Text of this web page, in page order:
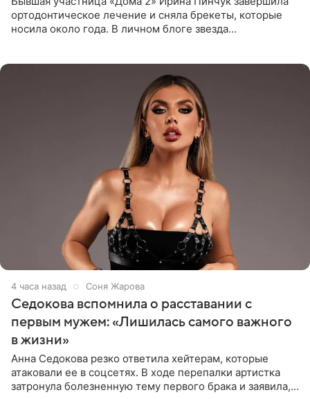
ортодонтическое лечение и сняла брекеты, которые
носила около года. В личном блоге звезда
4 часа назад Соня Жарова
Седокова вспомнила о расставании с
первым мужем: «Лишилась самого важного
в жизни»
Анна Седокова резко ответила хейтерам, которые
атаковали ее в соцсетях. В ходе перепалки артистка
затронула болезненную тему первого брака и заявила,